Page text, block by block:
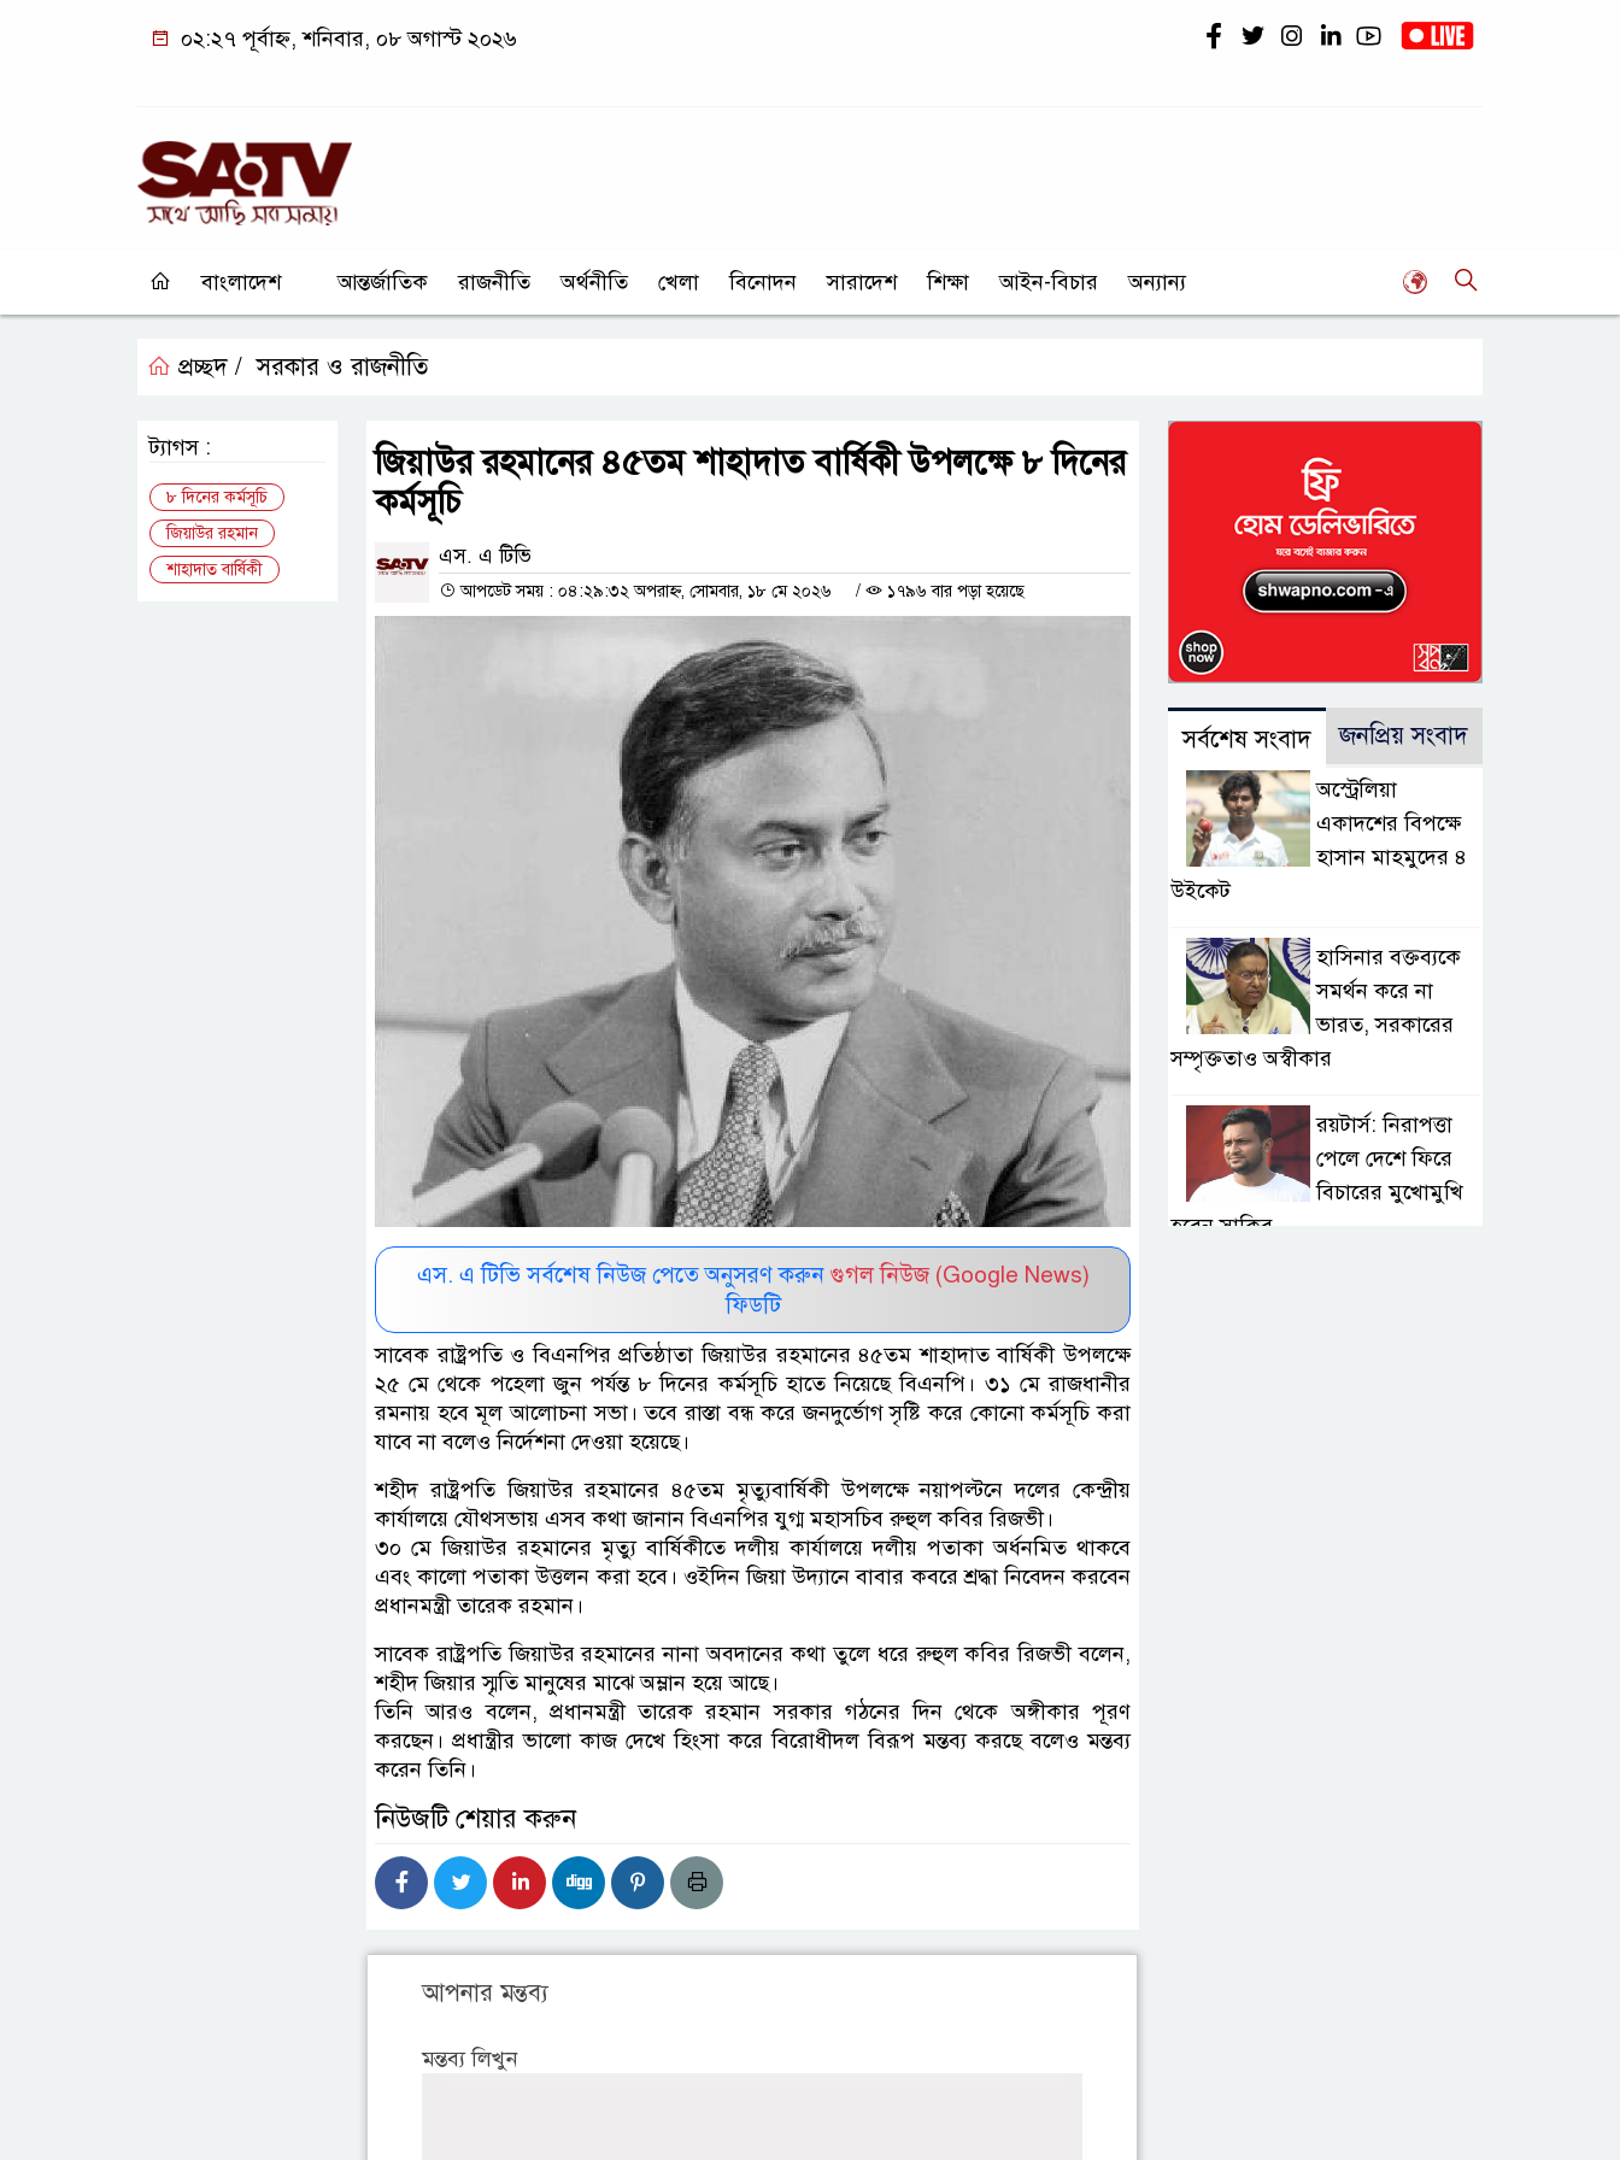
০২:২৭ পূর্বাহ্ন, শনিবার, ০৮ অগাস্ট ২০২৬
বাংলাদেশ আন্তর্জাতিক রাজনীতি অর্থনীতি খেলা বিনোদন সারাদেশ শিক্ষা আইন-বিচার অন্যান্য
প্রচ্ছদ / সরকার ও রাজনীতি
জিয়াউর রহমানের ৪৫তম শাহাদাত বার্ষিকী উপলক্ষে ৮ দিনের
কর্মসূচি
এস. এ টিভি
আপডেট সময় : ০৪:২৯:৩২ অপরাহ্ন, সোমবার, ১৮ মে ২০২৬ / ১৭৯৬ বার পড়া হয়েছে
এস. এ টিভি সর্বশেষ নিউজ পেতে অনুসরণ করুন গুগল নিউজ (Google News)
ফিডটি
সাবেক রাষ্ট্রপতি ও বিএনপির প্রতিষ্ঠাতা জিয়াউর রহমানের ৪৫তম শাহাদাত বার্ষিকী উপলক্ষে
২৫ মে থেকে পহেলা জুন পর্যন্ত ৮ দিনের কর্মসূচি হাতে নিয়েছে বিএনপি। ৩১ মে রাজধানীর
রমনায় হবে মূল আলোচনা সভা। তবে রাস্তা বন্ধ করে জনদুর্ভোগ সৃষ্টি করে কোনো কর্মসূচি করা
যাবে না বলেও নির্দেশনা দেওয়া হয়েছে।
শহীদ রাষ্ট্রপতি জিয়াউর রহমানের ৪৫তম মৃত্যুবার্ষিকী উপলক্ষে নয়াপল্টনে দলের কেন্দ্রীয়
কার্যালয়ে যৌথসভায় এসব কথা জানান বিএনপির যুগ্ম মহাসচিব রুহুল কবির রিজভী।
৩০ মে জিয়াউর রহমানের মৃত্যু বার্ষিকীতে দলীয় কার্যালয়ে দলীয় পতাকা অর্ধনমিত থাকবে
এবং কালো পতাকা উত্তলন করা হবে। ওইদিন জিয়া উদ্যানে বাবার কবরে শ্রদ্ধা নিবেদন করবেন
প্রধানমন্ত্রী তারেক রহমান।
সাবেক রাষ্ট্রপতি জিয়াউর রহমানের নানা অবদানের কথা তুলে ধরে রুহুল কবির রিজভী বলেন,
শহীদ জিয়ার স্মৃতি মানুষের মাঝে অম্লান হয়ে আছে।
তিনি আরও বলেন, প্রধানমন্ত্রী তারেক রহমান সরকার গঠনের দিন থেকে অঙ্গীকার পূরণ
করছেন। প্রধান্ত্রীর ভালো কাজ দেখে হিংসা করে বিরোধীদল বিরূপ মন্তব্য করছে বলেও মন্তব্য
করেন তিনি।
নিউজটি শেয়ার করুন
আপনার মন্তব্য
মন্তব্য লিখুন
ট্যাগস :
৮ দিনের কর্মসূচি
জিয়াউর রহমান
শাহাদাত বার্ষিকী
সর্বশেষ সংবাদ জনপ্রিয় সংবাদ
অস্ট্রেলিয়া
একাদশের বিপক্ষে
হাসান মাহমুদের ৪
উইকেট
হাসিনার বক্তব্যকে
সমর্থন করে না
ভারত, সরকারের
সম্পৃক্ততাও অস্বীকার
রয়টার্স: নিরাপত্তা
পেলে দেশে ফিরে
বিচারের মুখোমুখি
হবেন সাকিব